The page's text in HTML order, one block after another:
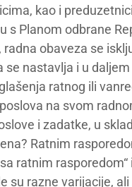
kao i
s Planom odbrane
obaveza se
se nastavlja i u
ratnog ili
na svom
i zadatke, u
Ratnim
ratnim rasporedom“
su razne varijacije,